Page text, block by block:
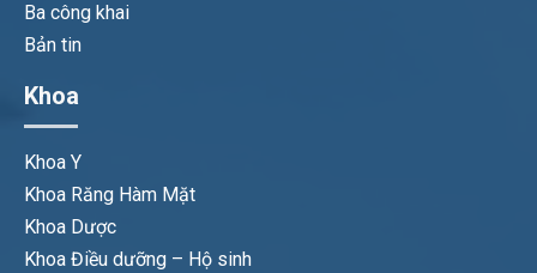
Ba công khai
Bản tin
Khoa
Khoa Y
Khoa Răng Hàm Mặt
Khoa Dược
Khoa Điều dưỡng – Hộ sinh